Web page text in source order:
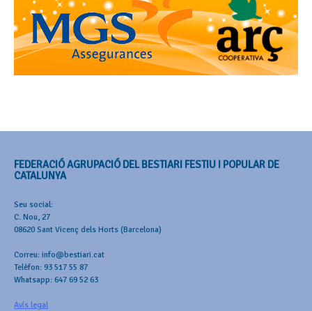
FEDERACIÓ AGRUPACIÓ DEL BESTIARI FESTIU I POPULAR DE
CATALUNYA
Seu social:
C. Nou, 27
08620 Sant Vicenç dels Horts (Barcelona)
Correu: info@bestiari.cat
Telèfon: 93 517 55 87
Whatsapp: 647 69 52 63
Avís legal